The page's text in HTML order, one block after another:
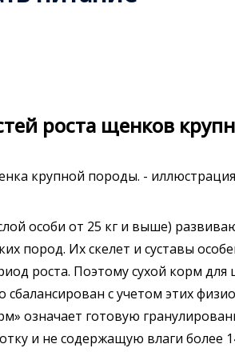
роста щенков
особи от 25 кг и выше)
пород. Их скелет и суставы
роста. Поэтому сухой корм
с учетом этих
означает готовую
и не содержащую влаги более